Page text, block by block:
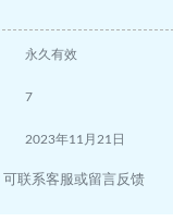
永久有效
7
2023年11月21日
可联系客服或留言反馈